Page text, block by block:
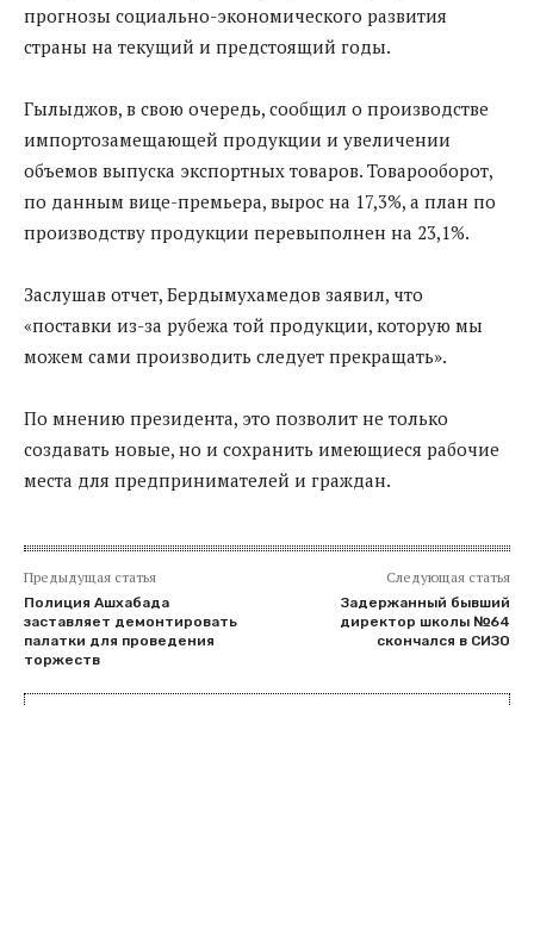
прогнозы социально-экономического развития
страны на текущий и предстоящий годы.
Гылыджов, в свою очередь, сообщил о производстве
импортозамещающей продукции и увеличении
объемов выпуска экспортных товаров. Товарооборот,
по данным вице-премьера, вырос на 17,3%, а план по
производству продукции перевыполнен на 23,1%.
Заслушав отчет, Бердымухамедов заявил, что
«поставки из-за рубежа той продукции, которую мы
можем сами производить следует прекращать».
По мнению президента, это позволит не только
создавать новые, но и сохранить имеющиеся рабочие
места для предпринимателей и граждан.
Предыдущая статья
Полиция Ашхабада
заставляет демонтировать
палатки для проведения
торжеств
Следующая статья
Задержанный бывший
директор школы №64
скончался в СИЗО